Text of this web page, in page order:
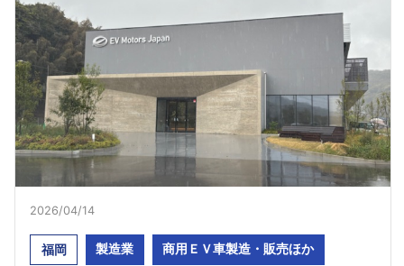
2026/04/14
福岡 製造業 商用ＥＶ車製造・販売ほか